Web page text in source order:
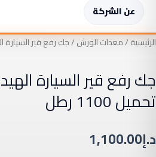
عن الشركة
الرئيسية/معدات الورش/ جك رفع قير السيارة
جك رفع قير السيارة
تحميل 1100 رطل
د.إ1,100.00